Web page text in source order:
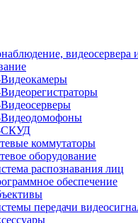
видеосервера
СКУД
коммутаторы
оборудование
распознавания лиц
обеспечение
передачи